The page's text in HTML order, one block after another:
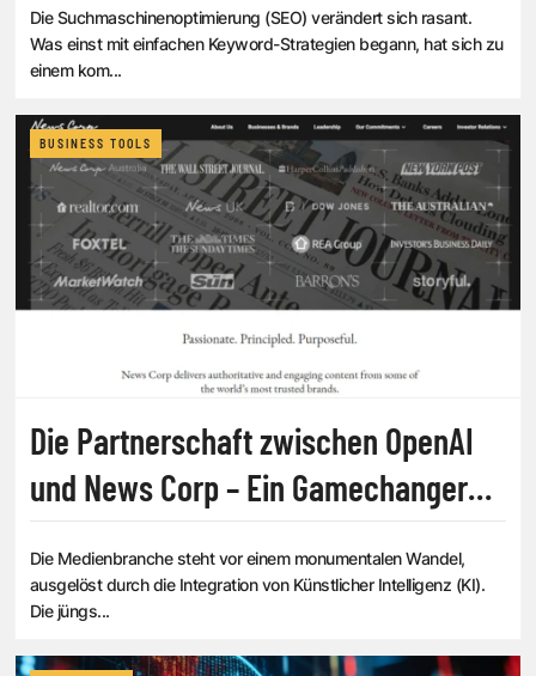
Die Suchmaschinenoptimierung (SEO) verändert sich rasant.
Was einst mit einfachen Keyword-Strategien begann, hat sich zu
einem kom...
BUSINESS TOOLS
Die Partnerschaft zwischen OpenAI
und News Corp – Ein Gamechanger
Die Medienbranche steht vor einem monumentalen Wandel,
ausgelöst durch die Integration von Künstlicher Intelligenz (KI).
Die jüngs...